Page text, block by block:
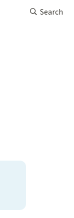
Search